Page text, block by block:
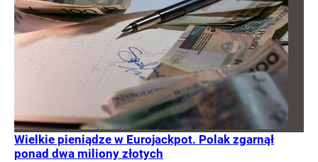
Wielkie pieniądze w Eurojackpot. Polak zgarnął
ponad dwa miliony złotych